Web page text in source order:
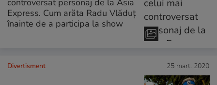
Express. Cum arăta Radu Vlăduț
înainte de a participa la show
Divertisment 25 mart. 2020